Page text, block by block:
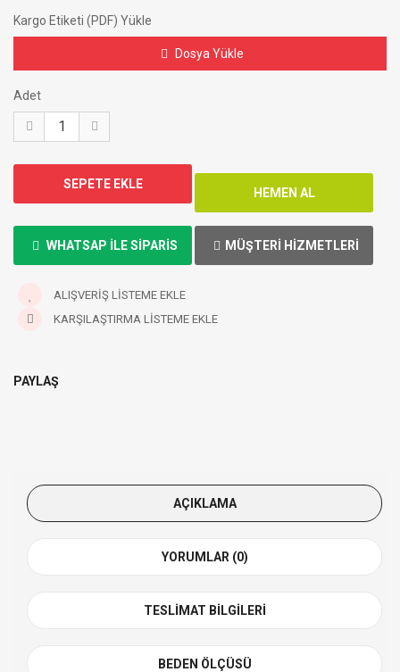
Kargo Etiketi (PDF) Yükle
Dosya Yükle
Adet
WHATSAP ILE SIPARIS MÜŞTERI HIZMETLERI
ALIŞVERIŞ LISTEME EKLE
KARŞILAŞTIRMA LISTEME EKLE
PAYLAŞ
AÇIKLAMA
YORUMLAR (0)
TESLIMAT BILGILERI
BEDEN ÖLÇÜSÜ